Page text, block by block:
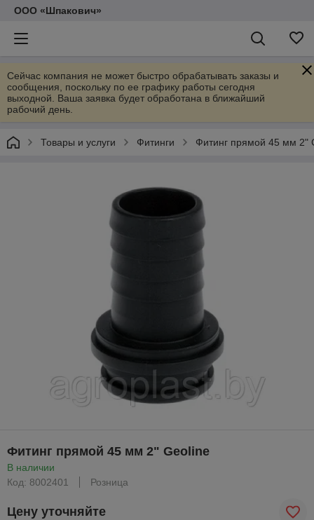
ООО «Шпакович»
Сейчас компания не может быстро обрабатывать заказы и
сообщения, поскольку по ее графику работы сегодня
выходной. Ваша заявка будет обработана в ближайший
рабочий день.
Товары и услуги Фитинги Фитинг прямой 45 мм 2"
Фитинг прямой 45 мм 2" Geoline
В наличии
Код: 8002401
Розница
Цену уточняйте